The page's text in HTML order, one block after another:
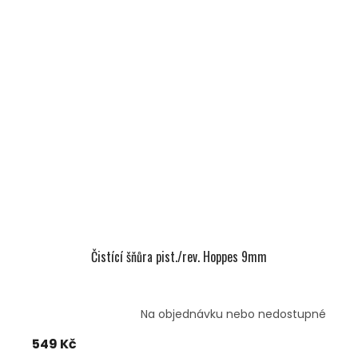
Čistící šňůra pist./rev. Hoppes 9mm
Na objednávku nebo nedostupné
549 Kč